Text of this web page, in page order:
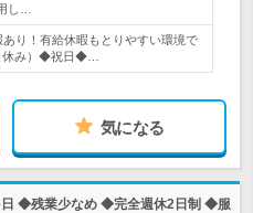
し…
り！有給休暇もとりやすい環境で
休み）◆祝日◆…
気になる
◆残業少なめ ◆完全週休2日制 ◆服